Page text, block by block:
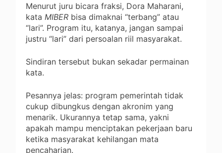
Menurut juru bicara fraksi, Dora Maharani,
kata MIBER bisa dimaknai “terbang” atau
“lari”. Program itu, katanya, jangan sampai
justru “lari” dari persoalan riil masyarakat.
Sindiran tersebut bukan sekadar permainan
kata.
Pesannya jelas: program pemerintah tidak
cukup dibungkus dengan akronim yang
menarik. Ukurannya tetap sama, yakni
apakah mampu menciptakan pekerjaan baru
ketika masyarakat kehilangan mata
pencaharian.